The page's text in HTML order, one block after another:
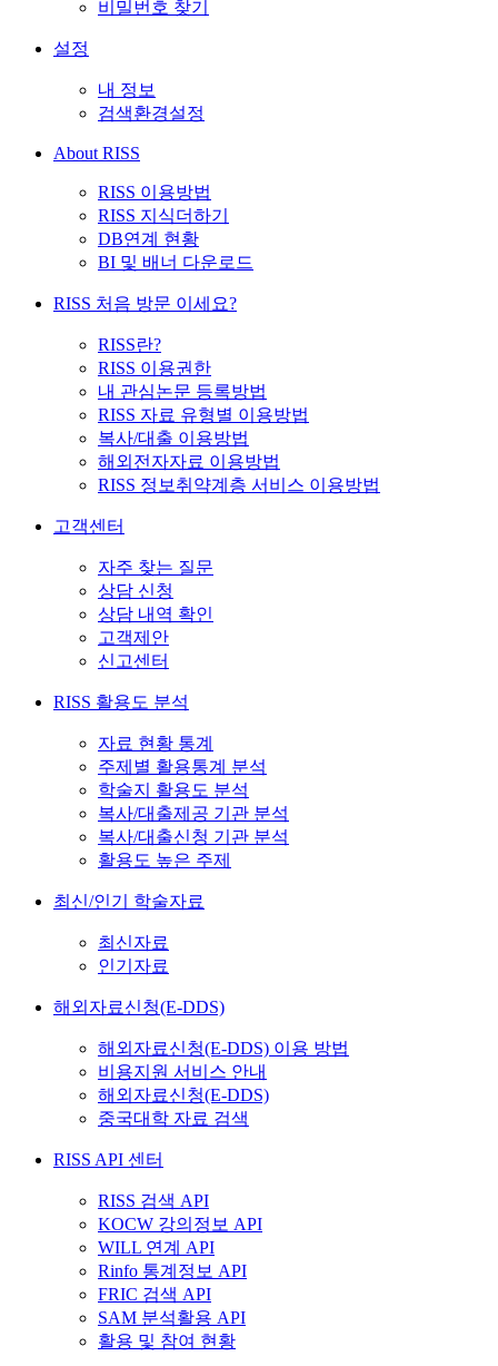
비밀번호 찾기
설정
내 정보
검색환경설정
About RISS
RISS 이용방법
RISS 지식더하기
DB연계 현황
BI 및 배너 다운로드
RISS 처음 방문 이세요?
RISS란?
RISS 이용권한
내 관심논문 등록방법
RISS 자료 유형별 이용방법
복사/대출 이용방법
해외전자자료 이용방법
RISS 정보취약계층 서비스 이용방법
고객센터
자주 찾는 질문
상담 신청
상담 내역 확인
고객제안
신고센터
RISS 활용도 분석
자료 현황 통계
주제별 활용통계 분석
학술지 활용도 분석
복사/대출제공 기관 분석
복사/대출신청 기관 분석
활용도 높은 주제
최신/인기 학술자료
최신자료
인기자료
해외자료신청(E-DDS)
해외자료신청(E-DDS) 이용 방법
비용지원 서비스 안내
해외자료신청(E-DDS)
중국대학 자료 검색
RISS API 센터
RISS 검색 API
KOCW 강의정보 API
WILL 연계 API
Rinfo 통계정보 API
FRIC 검색 API
SAM 분석활용 API
활용 및 참여 현황